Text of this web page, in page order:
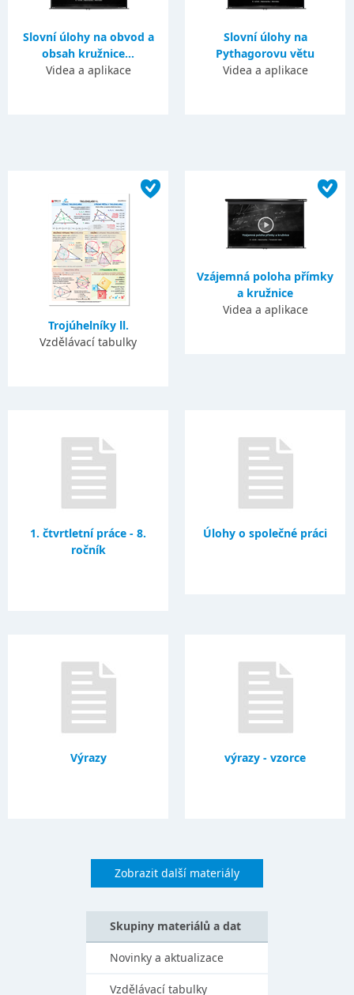
Slovní úlohy na obvod a
obsah kružnice...
Videa a aplikace
Slovní úlohy na
Pythagorovu větu
Videa a aplikace
Trojúhelníky ll.
Vzdělávací tabulky
Vzájemná poloha přímky
a kružnice
Videa a aplikace
1. čtvrtletní práce - 8.
ročník
Úlohy o společné práci
Výrazy výrazy - vzorce
Zobrazit další materiály
Skupiny materiálů a dat
Novinky a aktualizace
Vzdělávací tabulky